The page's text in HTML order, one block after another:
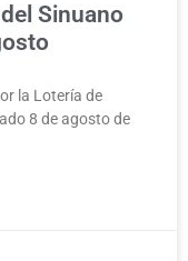
Sinuano
la Lotería de
8 de agosto de